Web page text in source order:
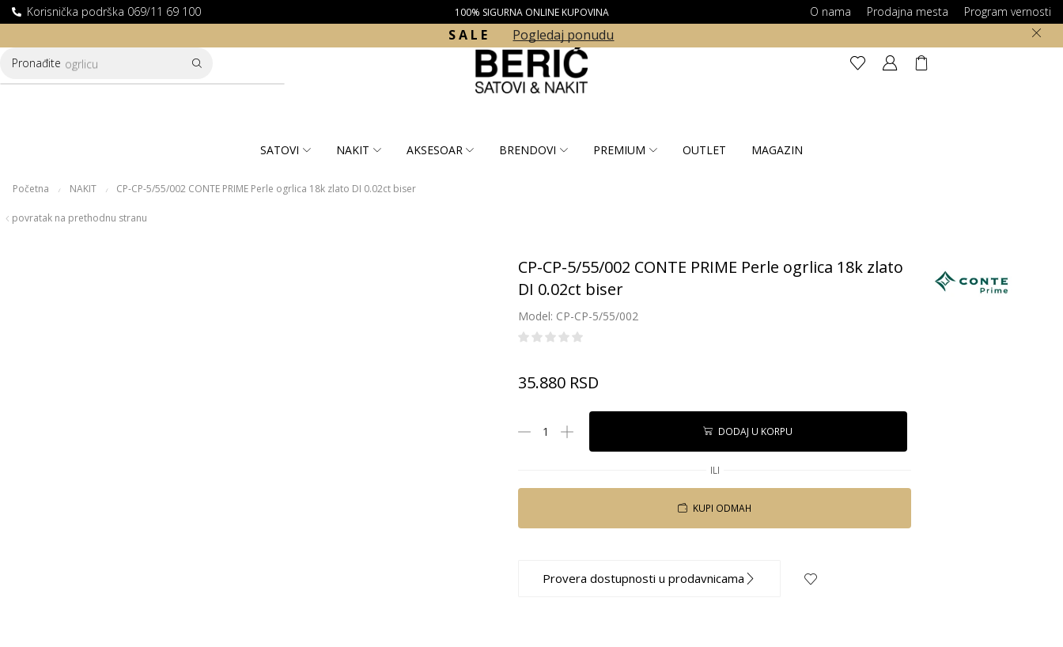
Korisnička podrška 069/11 69 100
DOSTAVA ZA KUPOVINE PREKO 10.000 RSD 100% SIGURNA ONLINE KUPOVINA O nama Prodajna mesta Program vernosti
S A L E Pogledaj ponudu
Pronađite ogrlicu
SATOVI NAKIT AKSESOAR BRENDOVI PREMIUM OUTLET MAGAZIN
Početna / NAKIT / CP-CP-5/55/002 CONTE PRIME Perle ogrlica 18k zlato DI 0.02ct biser
povratak na prethodnu stranu
CP-CP-5/55/002 CONTE PRIME Perle ogrlica 18k zlato
DI 0.02ct biser
Model: CP-CP-5/55/002
35.880 RSD
DODAJ U KORPU
ILI
KUPI ODMAH
Provera dostupnosti u prodavnicama